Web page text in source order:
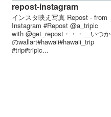
repost-instagram
インスタ映え写真 Repost - from
Instagram #Repost @a_tripic
with @get_repost・・・__いつか
のwallart#hawaii#hawaii_trip
#trip#tripic...